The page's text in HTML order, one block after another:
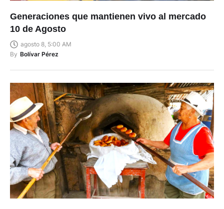
Generaciones que mantienen vivo al mercado
10 de Agosto
agosto 8, 5:00 AM
By Bolívar Pérez